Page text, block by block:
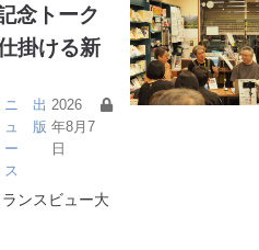
念トーク
掛ける新
ニ
ュ
ー
ス
出
版
2026
年8月7
日
ンスビュー大